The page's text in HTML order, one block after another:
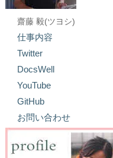
齋藤 毅(ツヨシ)
仕事内容
Twitter
DocsWell
YouTube
GitHub
お問い合わせ